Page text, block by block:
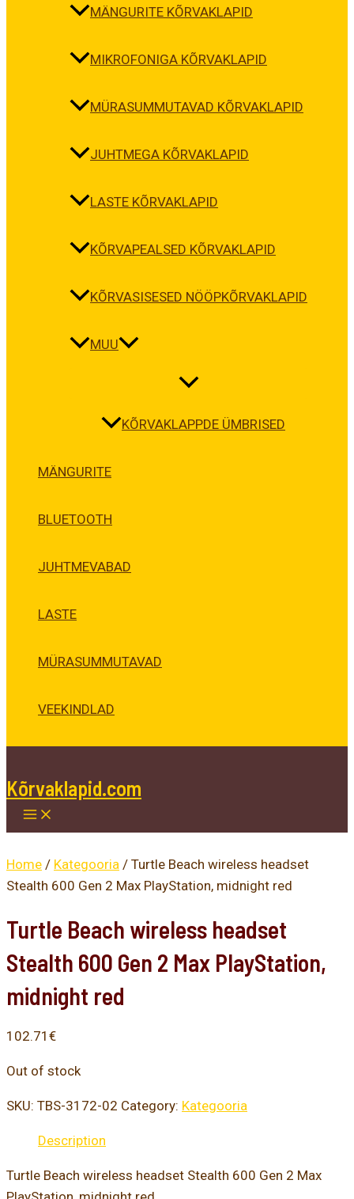
MÄNGURITE KÕRVAKLAPID
MIKROFONIGA KÕRVAKLAPID
MÜRASUMMUTAVAD KÕRVAKLAPID
JUHTMEGA KÕRVAKLAPID
LASTE KÕRVAKLAPID
KÕRVAPEALSED KÕRVAKLAPID
KÕRVASISESED NÖÖPKÕRVAKLAPID
MUU
KÕRVAKLAPPDE ÜMBRISED
MÄNGURITE
BLUETOOTH
JUHTMEVABAD
LASTE
MÜRASUMMUTAVAD
VEEKINDLAD
Kõrvaklapid.com
Home / Kategooria / Turtle Beach wireless headset
Stealth 600 Gen 2 Max PlayStation, midnight red
Turtle Beach wireless headset
Stealth 600 Gen 2 Max PlayStation,
midnight red
102.71 €
Out of stock
SKU: TBS-3172-02 Category: Kategooria
Description
Turtle Beach wireless headset Stealth 600 Gen 2 Max